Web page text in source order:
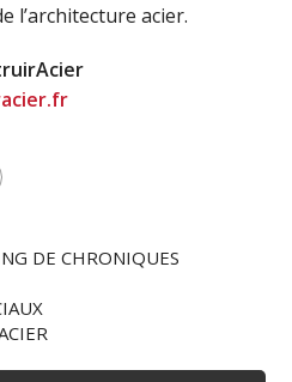
l’architecture acier.
DE CHRONIQUES